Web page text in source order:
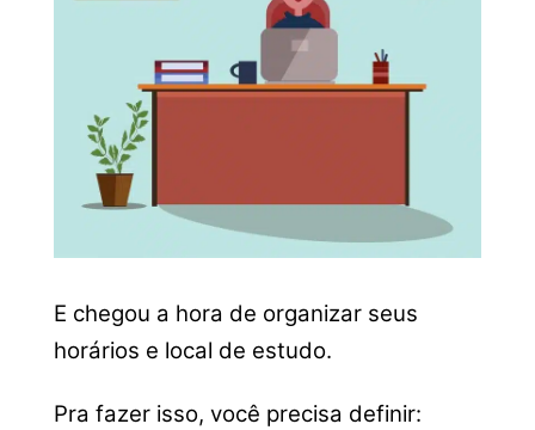
E chegou a hora de organizar seus
horários e local de estudo.
Pra fazer isso, você precisa definir: